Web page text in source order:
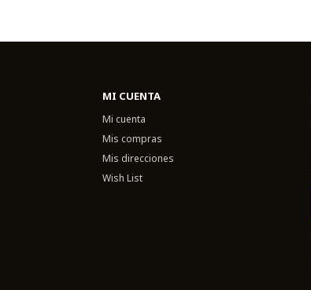
MI CUENTA
Mi cuenta
Mis compras
Mis direcciones
Wish List